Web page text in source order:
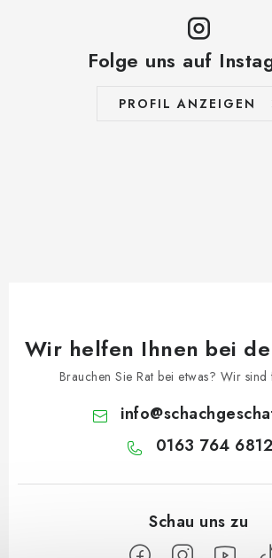
Folge uns auf
PROFIL ANZEIGEN
Wir helfen Ihnen bei
Brauchen Sie Rat bei etwas? Wir
info@
0163 764 6812